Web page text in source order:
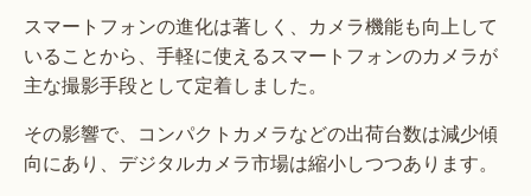
スマートフォンの進化は著しく、カメラ機能も向上して
いることから、手軽に使えるスマートフォンのカメラが
主な撮影手段として定着しました。
その影響で、コンパクトカメラなどの出荷台数は減少傾
向にあり、デジタルカメラ市場は縮小しつつあります。